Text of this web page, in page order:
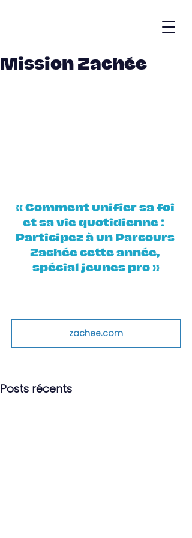
Mission Zachée
« Comment unifier sa foi
et sa vie quotidienne :
Participez à un Parcours
Zachée cette année,
spécial jeunes pro »
zachee.com
Posts récents